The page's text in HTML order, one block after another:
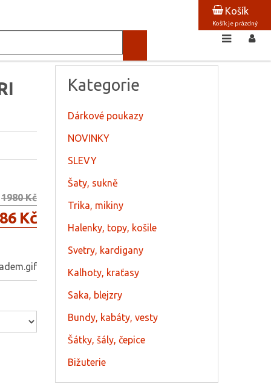
Košík
Košík je prázdný
1980 Kč
Kč
Kategorie
Dárkové poukazy
NOVINKY
SLEVY
Šaty, sukně
Trika, mikiny
Halenky, topy, košile
Svetry, kardigany
Kalhoty, kraťasy
Saka, blejzry
Bundy, kabáty, vesty
Šátky, šály, čepice
Bižuterie